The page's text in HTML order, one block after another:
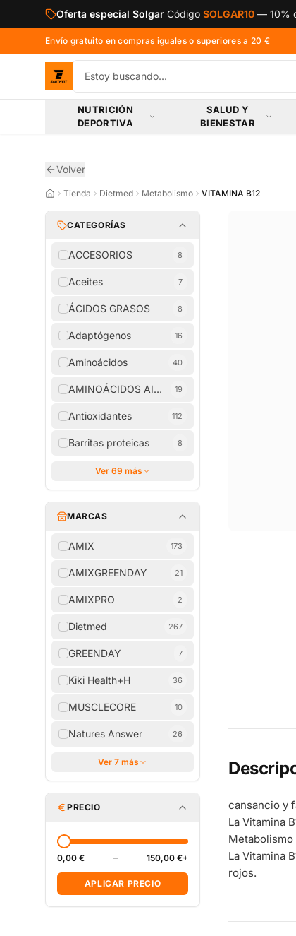
Saltar al contenido principal
Oferta especial Solgar Código SOLGAR10 — 10%
Envío gratuito en compras iguales o superiores a 20 €
NUTRICIÓN
DEPORTIVA
SALUD Y
BIENESTAR
Volver
Tienda Dietmed Metabolismo VITAMINA B12
CATEGORÍAS
ACCESORIOS 8
Aceites 7
ÁCIDOS GRASOS 8
Adaptógenos 16
Aminoácidos 40
AMINOÁCIDOS AISLADOS
19
Antioxidantes 112
Barritas proteicas 8
Ver 69 más
MARCAS
AMIX 173
AMIXGREENDAY 21
AMIXPRO 2
Dietmed 267
GREENDAY 7
Kiki Health+H 36
MUSCLECORE 10
Natures Answer 26
Ver 7 más
PRECIO
0,00 € – 150,00 €+
APLICAR PRECIO
cansancio y
La Vitamina
La Vitamina
rojos.